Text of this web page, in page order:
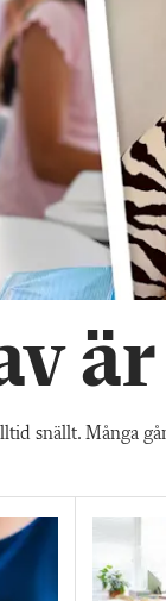
snällt. Många